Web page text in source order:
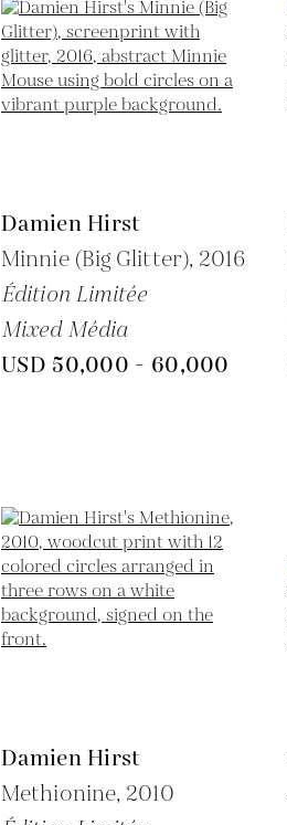
Damien Hirst
Minnie (Big Glitter), 2016
Édition Limitée
Mixed Média
USD 50,000 - 60,000
Damien Hirst
Methionine, 2010